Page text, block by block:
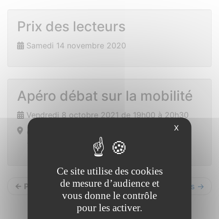
Prix des lecteurs
Samedi 14 novembre 2020
Apéro débat sur la mobilité
Vendredi 8 octobre 2021 de 19h00 à 20h30
19 rue de Redon 56350 ALLAIRE
← Précédents Suivants →
X
Ce site utilise des cookies
de mesure d’audience et
vous donne le contrôle
pour les activer.